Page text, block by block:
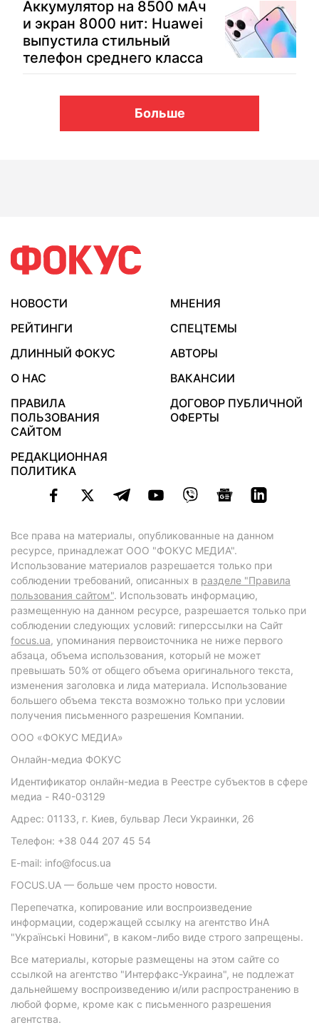
Аккумулятор на 8500 мАч
и экран 8000 нит: Huawei
выпустила стильный
телефон среднего класса
Больше
НОВОСТИ
МНЕНИЯ
РЕЙТИНГИ
СПЕЦТЕМЫ
ДЛИННЫЙ ФОКУС
АВТОРЫ
О НАС
ВАКАНСИИ
ПРАВИЛА
ПОЛЬЗОВАНИЯ
САЙТОМ
ДОГОВОР ПУБЛИЧНОЙ
ОФЕРТЫ
РЕДАКЦИОННАЯ
ПОЛИТИКА
Все права на материалы, опубликованные на данном
ресурсе, принадлежат ООО "ФОКУС МЕДИА".
Использование материалов разрешается только при
соблюдении требований, описанных в разделе "Правила
пользования сайтом". Использовать информацию,
размещенную на данном ресурсе, разрешается только при
соблюдении следующих условий: гиперссылки на Сайт
focus.ua, упоминания первоисточника не ниже первого
абзаца, объема использования, который не может
превышать 50% от общего объема оригинального текста,
изменения заголовка и лида материала. Использование
большего объема текста возможно только при условии
получения письменного разрешения Компании.
ООО «ФОКУС МЕДИА»
Онлайн-медиа ФОКУС
Идентификатор онлайн-медиа в Реестре субъектов в сфере
медиа - R40-03129
Адрес: 01133, г. Киев, бульвар Леси Украинки, 26
Телефон: +38 044 207 45 54
E-mail: info@focus.ua
FOCUS.UA — больше чем просто новости.
Перепечатка, копирование или воспроизведение
информации, содержащей ссылку на агентство ИнА
"Українські Новини", в каком-либо виде строго запрещены.
Все материалы, которые размещены на этом сайте со
ссылкой на агентство "Интерфакс-Украина", не подлежат
дальнейшему воспроизведению и/или распространению в
любой форме, кроме как с письменного разрешения
агентства.